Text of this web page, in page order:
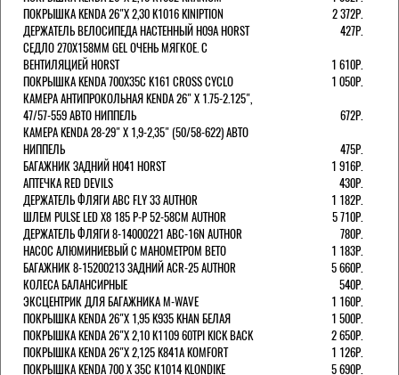
ПОКРЫШКА KENDA 26"Х 2,30 K1016 KINIPTION
2 372Р.
ДЕРЖАТЕЛЬ ВЕЛОСИПЕДА НАСТЕННЫЙ H09A HORST
427Р.
СЕДЛО 270Х158ММ GEL ОЧЕНЬ МЯГКОЕ. С
ВЕНТИЛЯЦИЕЙ HORST
1 610Р.
ПОКРЫШКА KENDA 700Х35С K161 CROSS CYCLO
1 050Р.
КАМЕРА АНТИПРОКОЛЬНАЯ KENDA 26" Х 1.75-2.125",
47/57-559 АВТО НИППЕЛЬ
672Р.
КАМЕРА KENDA 28-29" Х 1,9-2,35" (50/58-622) АВТО
НИППЕЛЬ
475Р.
БАГАЖНИК ЗАДНИЙ H041 HORST
1 916Р.
АПТЕЧКА RED DEVILS
430Р.
ДЕРЖАТЕЛЬ ФЛЯГИ АВС FLY 33 AUTHOR
1 182Р.
ШЛЕМ PULSE LED X8 185 Р-Р 52-58СМ AUTHOR
5 710Р.
ДЕРЖАТЕЛЬ ФЛЯГИ 8-14000221 ABC-16N AUTHOR
780Р.
НАСОС АЛЮМИНИЕВЫЙ С МАНОМЕТРОМ BETO
1 183Р.
БАГАЖНИК 8-15200213 ЗАДНИЙ ACR-25 AUTHOR
5 660Р.
КОЛЕСА БАЛАНСИРНЫЕ
540Р.
ЭКСЦЕНТРИК ДЛЯ БАГАЖНИКА M-WAVE
1 160Р.
ПОКРЫШКА KENDA 26"Х 1,95 K935 KHAN БЕЛАЯ
1 500Р.
ПОКРЫШКА KENDA 26"Х 2,10 K1109 60TPI KICK BACK
2 650Р.
ПОКРЫШКА KENDA 26"Х 2,125 K841A KOMFORT
1 126Р.
ПОКРЫШКА KENDA 700 Х 35С К1014 KLONDIKE
5 690Р.